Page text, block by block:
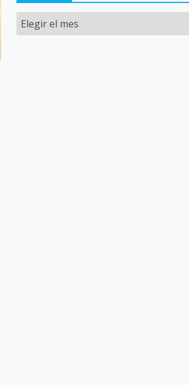
Archivo